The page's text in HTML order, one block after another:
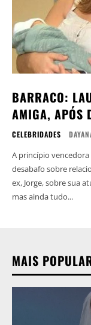
BARRACO:
AMIGA, APÓS
CELEBRIDADES
A princípio vencedora
desabafo sobre
ex, Jorge, sobre sua atual namorada.
mas ainda tudo...
MAIS